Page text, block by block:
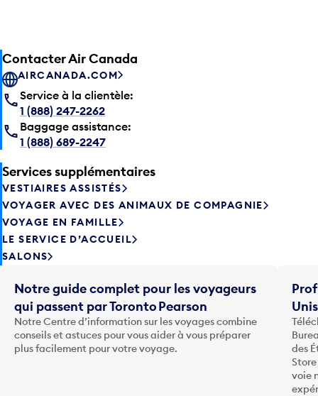
Contacter Air Canada
AIRCANADA.COM
Service à la clientèle:
1 (888) 247-2262
Baggage assistance:
1 (888) 689-2247
Services supplémentaires
VESTIAIRES ASSISTÉS
VOYAGER AVEC DES ANIMAUX DE COMPAGNIE
VOYAGE EN FAMILLE
LE SERVICE D’ACCUEIL
SALONS
Notre guide complet pour les voyageurs
qui passent par Toronto Pearson
Notre Centre d’information sur les voyages combine
conseils et astuces pour vous aider à vous préparer
plus facilement pour votre voyage.
des
voie